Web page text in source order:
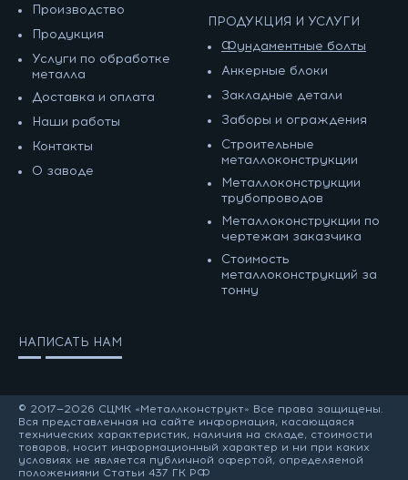
Производство
Продукция
Услуги по обработке
металла
Доставка и оплата
Наши работы
Контакты
О заводе
ПРОДУКЦИЯ И УСЛУГИ
Фундаментные болты
Анкерные блоки
Закладные детали
Заборы и ограждения
Строительные
металлоконструкции
Металлоконструкции
трубопроводов
Металлоконструкции по
чертежам заказчика
Cтоимость
металлоконструкций за
тонну
НАПИСАТЬ НАМ
© 2017—2026 СЦМК «Металлконструкт» Все права защищены.
Вся представленная на сайте информация, касающаяся
технических характеристик, наличия на складе, стоимости
товаров, носит информационный характер и ни при каких
условиях не является публичной офертой, определяемой
положениями Статьи 437 ГК РФ